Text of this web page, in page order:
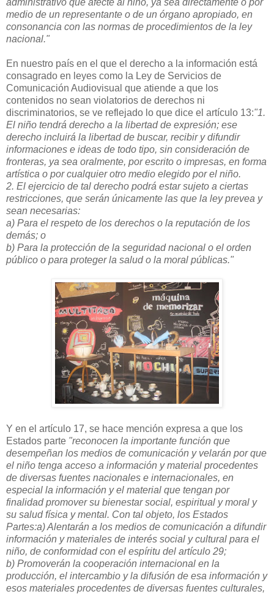
medio de un representante o de un órgano apropiado, en
consonancia con las normas de procedimientos de la ley
nacional."
En nuestro país en el que el derecho a la información está
consagrado en leyes como la Ley de Servicios de
Comunicación Audiovisual que atiende a que los
contenidos no sean violatorios de derechos ni
discriminatorios, se ve reflejado lo que dice el artículo 13:"1.
El niño tendrá derecho a la libertad de expresión; ese
derecho incluirá la libertad de buscar, recibir y difundir
informaciones e ideas de todo tipo, sin consideración de
fronteras, ya sea oralmente, por escrito o impresas, en forma
artística o por cualquier otro medio elegido por el niño.
2. El ejercicio de tal derecho podrá estar sujeto a ciertas
restricciones, que serán únicamente las que la ley prevea y
sean necesarias:
a) Para el respeto de los derechos o la reputación de los
demás; o
b) Para la protección de la seguridad nacional o el orden
público o para proteger la salud o la moral públicas."
Y en el artículo 17, se hace mención expresa a que los
Estados parte "reconocen la importante función que
desempeñan los medios de comunicación y velarán por que
el niño tenga acceso a información y material procedentes
de diversas fuentes nacionales e internacionales, en
especial la información y el material que tengan por
finalidad promover su bienestar social, espiritual y moral y
su salud física y mental. Con tal objeto, los Estados
Partes:a) Alentarán a los medios de comunicación a difundir
información y materiales de interés social y cultural para el
niño, de conformidad con el espíritu del artículo 29;
b) Promoverán la cooperación internacional en la
producción, el intercambio y la difusión de esa información y
esos materiales procedentes de diversas fuentes culturales,